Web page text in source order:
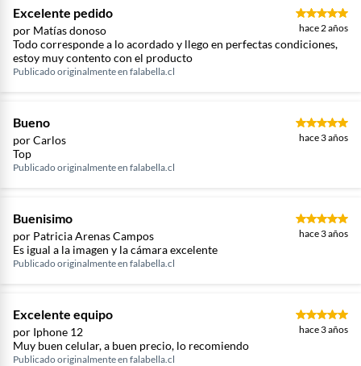
Excelente pedido
por Matías donoso hace 2 años
Todo corresponde a lo acordado y llego en perfectas condiciones,
estoy muy contento con el producto
Publicado originalmente en falabella.cl
Bueno
por Carlos hace 3 años
Top
Publicado originalmente en falabella.cl
Buenisimo
por Patricia Arenas Campos hace 3 años
Es igual a la imagen y la cámara excelente
Publicado originalmente en falabella.cl
Excelente equipo
por Iphone 12 hace 3 años
Muy buen celular, a buen precio, lo recomiendo
Publicado originalmente en falabella.cl